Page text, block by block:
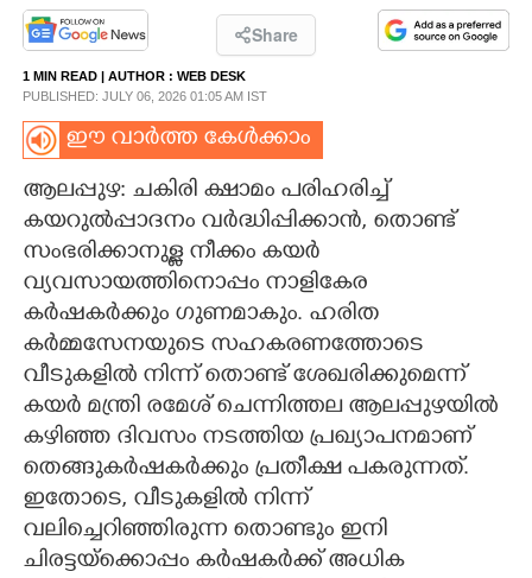
LIFESTYLE
SPIRITUAL
ART
ASTRO
CARTOONS
LITERATURE
Share
1 MIN READ | AUTHOR : WEB DESK
PUBLISHED: JULY 06, 2026 01:05 AM IST
ഈ വാർത്ത കേൾക്കാം
ആലപ്പുഴ: ചകിരി ക്ഷാമം പരിഹരിച്ച്
കയറുൽപ്പാദനം വർദ്ധിപ്പിക്കാൻ,​ തൊണ്ട്
സംഭരിക്കാനുള്ള നീക്കം കയർ
വ്യവസായത്തിനൊപ്പം നാളികേര
കർഷകർക്കും ഗുണമാകും. ഹരിത
കർമ്മസേനയുടെ സഹകരണത്തോടെ
വീടുകളിൽ നിന്ന് തൊണ്ട് ശേഖരിക്കുമെന്ന്
കയർ മന്ത്രി രമേശ് ചെന്നിത്തല ആലപ്പുഴയിൽ
കഴിഞ്ഞ ദിവസം നടത്തിയ പ്രഖ്യാപനമാണ്
തെങ്ങുകർഷകർക്കും പ്രതീക്ഷ പകരുന്നത്.
ഇതോടെ,​ വീടുകളിൽ നിന്ന്
വലിച്ചെറിഞ്ഞിരുന്ന തൊണ്ടും ഇനി
ചിരട്ടയ്ക്കൊപ്പം കർഷകർക്ക് അധിക